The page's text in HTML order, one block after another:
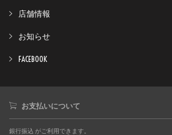
店舗情報
お知らせ
FACEBOOK
お支払いについて
銀行振込 がご利用できます。